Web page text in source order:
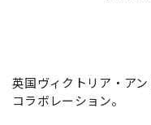
英国ヴィクトリア・ア
コラボレーション。